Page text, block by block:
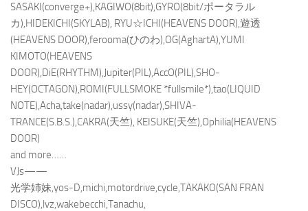
SASAKI(converge+),KAGIWO(8bit),GYRO(8bit/ポータラル
カ),HIDEKICHI(SKYLAB), RYU☆ICHI(HEAVENS DOOR),遊透
(HEAVENS DOOR),ferooma(ひのわ),OG(AghartA),YUMI
KIMOTO(HEAVENS
DOOR),DiE(RHYTHM),Jupiter(PIL),AccO(PIL),SHO-
HEY(OCTAGON),ROMI(FULLSMOKE *fullsmile*),tao(LIQUID
NOTE),Acha,take(nadar),ussy(nadar),SHIVA-
TRANCE(S.B.S.),CAKRA(天竺), KEISUKE(天竺),Ophilia(HEAVENS
DOOR)
and more……
VJs——
光学姉妹,yos-D,michi,motordrive,cycle,TAKAKO(SAN FRAN
DISCO),lvz,wakebecchi,Tanachu,